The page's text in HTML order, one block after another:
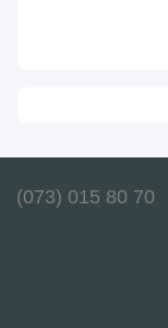
(073) 015 80 70